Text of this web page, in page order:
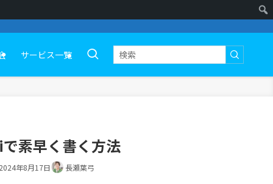
サービス一覧
素早く書く方法
2024年8月17日 長瀬葉弓